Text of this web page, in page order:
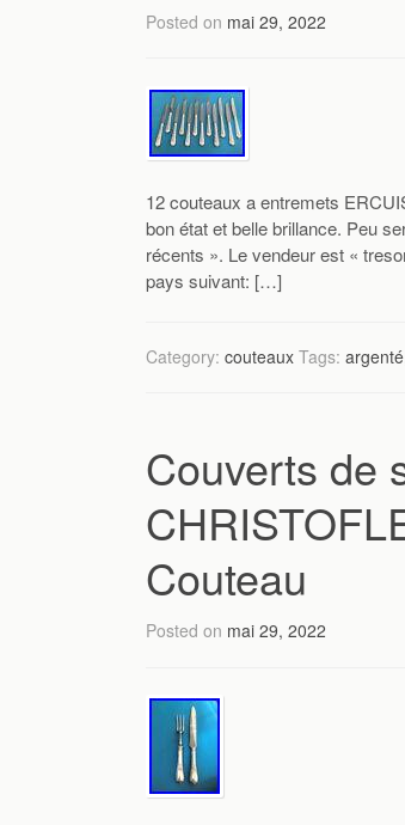
Posted on mai 29, 2022
12 couteaux a entremets
bon état et belle brillance. Peu
récents ». Le vendeur est «
pays suivant: […]
Category: couteaux Tags: argenté
Couverts de
Couteau
Posted on mai 29, 2022